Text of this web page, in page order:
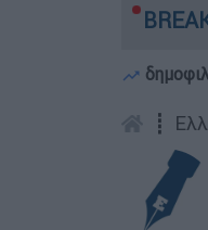
τον θάνατο του
┋